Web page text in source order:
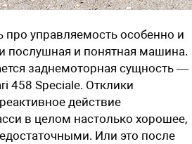
про управляемость особенно и
послушная и понятная машина.
заднемоторная сущность —
458 Speciale. Отклики
действие
в целом настолько хорошее,
Или это после